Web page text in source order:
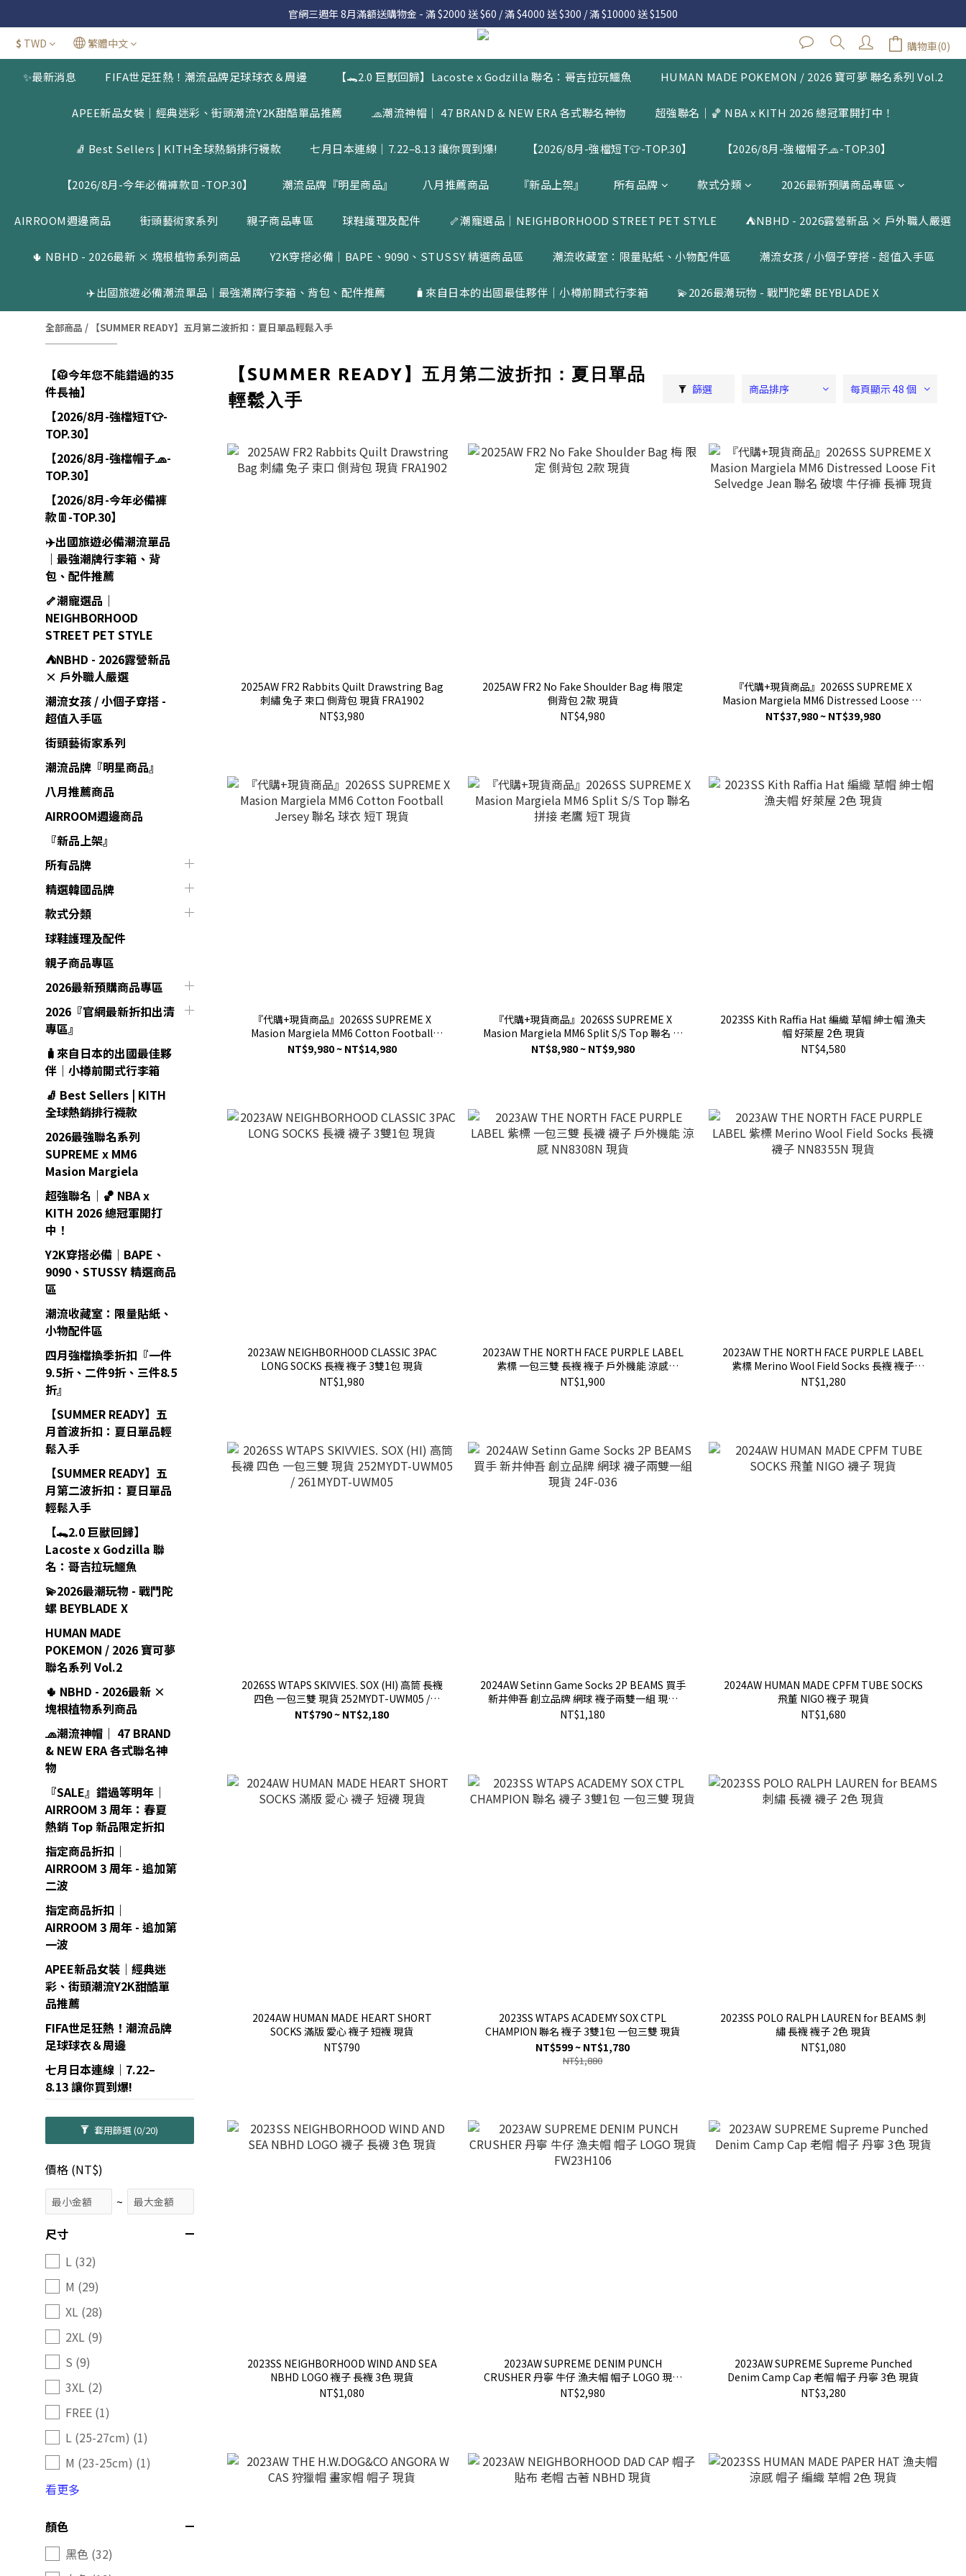
官網三週年 8月滿額送購物金 - 滿 $2000 送 $60 / 滿 $4000 送 $300 / 滿 $10000 送 $1500
官網三週年 8月滿額送購物金 - 滿 $2000 送 $60 / 滿 $4000 送 $300 / 滿 $10000 送 $1500
7.22 – 8.13 日本連線中，絕對讓你買到爆
新加入會員享有 $50購物金  |  消費滿$5000即可免運  |  會員好康制度請詳閱公告
$ TWD 繁體中文 購物車(0)
✨最新消息 FIFA世足狂熱！潮流品牌足球球衣＆周邊 【🐊2.0 巨獸回歸】Lacoste x Godzilla 聯名：哥吉拉玩鱷魚 HUMAN MADE POKEMON / 2026 寶可夢 聯名系列 Vol.2
APEE新品女裝｜經典迷彩、街頭潮流Y2K甜酷單品推薦 🧢潮流神帽｜ 47 BRAND & NEW ERA 各式聯名神物 超強聯名｜🏀 NBA x KITH 2026 總冠軍開打中！
🧦 Best Sellers | KITH全球熱銷排行襪款 七月日本連線｜7.22–8.13 讓你買到爆! 【2026/8月-強檔短T👕-TOP.30】 【2026/8月-強檔帽子🧢-TOP.30】
【2026/8月-今年必備褲款👖-TOP.30】 潮流品牌『明星商品』 八月推薦商品 『新品上架』 所有品牌 款式分類 2026最新預購商品專區
AIRROOM週邊商品 街頭藝術家系列 親子商品專區 球鞋護理及配件 🦴潮寵選品｜NEIGHBORHOOD STREET PET STYLE ⛺️NBHD - 2026露營新品 × 戶外職人嚴選
🌵 NBHD - 2026最新 × 塊根植物系列商品 Y2K穿搭必備｜BAPE、9090、STUSSY 精選商品區 潮流收藏室：限量貼紙、小物配件區 潮流女孩 / 小個子穿搭 - 超值入手區
✈️出國旅遊必備潮流單品｜最強潮牌行李箱、背包、配件推薦 🧳來自日本的出國最佳夥伴｜小樽前開式行李箱 💫2026最潮玩物 - 戰鬥陀螺 BEYBLADE X
全部商品 / 【SUMMER READY】五月第二波折扣：夏日單品輕鬆入手
【🥼今年您不能錯過的35
件長袖】
【2026/8月-強檔短T👕-
TOP.30】
【2026/8月-強檔帽子🧢-
TOP.30】
【2026/8月-今年必備褲
款👖-TOP.30】
✈️出國旅遊必備潮流單品
｜最強潮牌行李箱、背
包、配件推薦
🦴潮寵選品｜
NEIGHBORHOOD
STREET PET STYLE
⛺️NBHD - 2026露營新品
× 戶外職人嚴選
潮流女孩 / 小個子穿搭 -
超值入手區
街頭藝術家系列
潮流品牌『明星商品』
八月推薦商品
AIRROOM週邊商品
『新品上架』
所有品牌
精選韓國品牌
款式分類
球鞋護理及配件
親子商品專區
2026最新預購商品專區
2026『官網最新折扣出清
專區』
🧳來自日本的出國最佳夥
伴｜小樽前開式行李箱
🧦 Best Sellers | KITH
全球熱銷排行襪款
2026最強聯名系列
SUPREME x MM6
Masion Margiela
超強聯名｜🏀 NBA x
KITH 2026 總冠軍開打
中！
Y2K穿搭必備｜BAPE、
9090、STUSSY 精選商品
區
潮流收藏室：限量貼紙、
小物配件區
四月強檔換季折扣『一件
9.5折、二件9折、三件8.5
折』
【SUMMER READY】五
月首波折扣：夏日單品輕
鬆入手
【SUMMER READY】五
月第二波折扣：夏日單品
輕鬆入手
【🐊2.0 巨獸回歸】
Lacoste x Godzilla 聯
名：哥吉拉玩鱷魚
💫2026最潮玩物 - 戰鬥陀
螺 BEYBLADE X
HUMAN MADE
POKEMON / 2026 寶可夢
聯名系列 Vol.2
🌵 NBHD - 2026最新 ×
塊根植物系列商品
🧢潮流神帽｜ 47 BRAND
& NEW ERA 各式聯名神
物
『SALE』錯過等明年｜
AIRROOM 3 周年：春夏
熱銷 Top 新品限定折扣
指定商品折扣｜
AIRROOM 3 周年 - 追加第
二波
指定商品折扣｜
AIRROOM 3 周年 - 追加第
一波
APEE新品女裝｜經典迷
彩、街頭潮流Y2K甜酷單
品推薦
FIFA世足狂熱！潮流品牌
足球球衣＆周邊
七月日本連線｜7.22–
8.13 讓你買到爆!
套用篩選(0/20)
價格 (NT$)
~
尺寸
L (32)
M (29)
XL (28)
2XL (9)
S (9)
3XL (2)
FREE (1)
L (25-27cm) (1)
M (23-25cm) (1)
看更多
顏色
黑色 (32)
【SUMMER READY】五月第二波折扣：夏日單品
輕鬆入手
篩選 商品排序 每頁顯示 48 個
2025AW FR2 Rabbits Quilt Drawstring Bag
刺繡 兔子 束口 側背包 現貨 FRA1902
NT$3,980
2025AW FR2 No Fake Shoulder Bag 梅 限定
側背包 2款 現貨
NT$4,980
『代購+現貨商品』2026SS SUPREME X
Masion Margiela MM6 Distressed Loose Fit
Selvedge Jean 聯名 破壞 牛仔褲 長褲 現貨
NT$37,980 ~ NT$39,980
『代購+現貨商品』2026SS SUPREME X
Masion Margiela MM6 Cotton Football
Jersey 聯名 球衣 短T 現貨
NT$9,980 ~ NT$14,980
『代購+現貨商品』2026SS SUPREME X
Masion Margiela MM6 Split S/S Top 聯名 拼
接 老鷹 短T 現貨
NT$8,980 ~ NT$9,980
2023SS Kith Raffia Hat 編織 草帽 紳士帽 漁夫
帽 好萊屋 2色 現貨
NT$4,580
2023AW NEIGHBORHOOD CLASSIC 3PAC
LONG SOCKS 長襪 襪子 3雙1包 現貨
NT$1,980
2023AW THE NORTH FACE PURPLE LABEL
紫標 一包三雙 長襪 襪子 戶外機能 涼感
NN8308N 現貨
NT$1,900
2023AW THE NORTH FACE PURPLE LABEL
紫標 Merino Wool Field Socks 長襪 襪子
NN8355N 現貨
NT$1,280
2026SS WTAPS SKIVVIES. SOX (HI) 高筒 長襪
四色 一包三雙 現貨 252MYDT-UWM05 /
261MYDT-UWM05
NT$790 ~ NT$2,180
2024AW Setinn Game Socks 2P BEAMS 買手
新井伸吾 創立品牌 網球 襪子兩雙一組 現貨
24F-036
NT$1,180
2024AW HUMAN MADE CPFM TUBE SOCKS
飛董 NIGO 襪子 現貨
NT$1,680
2024AW HUMAN MADE HEART SHORT
SOCKS 滿版 愛心 襪子 短襪 現貨
NT$790
2023SS WTAPS ACADEMY SOX CTPL
CHAMPION 聯名 襪子 3雙1包 一包三雙 現貨
NT$599 ~ NT$1,780
NT$1,880
2023SS POLO RALPH LAUREN for BEAMS 刺
繡 長襪 襪子 2色 現貨
NT$1,080
2023SS NEIGHBORHOOD WIND AND SEA
NBHD LOGO 襪子 長襪 3色 現貨
NT$1,080
2023AW SUPREME DENIM PUNCH
CRUSHER 丹寧 牛仔 漁夫帽 帽子 LOGO 現貨
FW23H106
NT$2,980
2023AW SUPREME Supreme Punched
Denim Camp Cap 老帽 帽子 丹寧 3色 現貨
NT$3,280